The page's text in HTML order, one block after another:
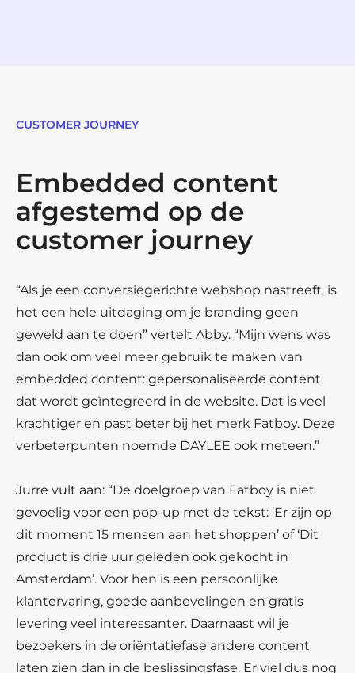
CUSTOMER JOURNEY
Embedded content
afgestemd op de
customer journey
“Als je een conversiegerichte webshop nastreeft, is
het een hele uitdaging om je branding geen
geweld aan te doen” vertelt Abby. “Mijn wens was
dan ook om veel meer gebruik te maken van
embedded content: gepersonaliseerde content
dat wordt geïntegreerd in de website. Dat is veel
krachtiger en past beter bij het merk Fatboy. Deze
verbeterpunten noemde DAYLEE ook meteen.”
Jurre vult aan: “De doelgroep van Fatboy is niet
gevoelig voor een pop-up met de tekst: ‘Er zijn op
dit moment 15 mensen aan het shoppen’ of ‘Dit
product is drie uur geleden ook gekocht in
Amsterdam’. Voor hen is een persoonlijke
klantervaring, goede aanbevelingen en gratis
levering veel interessanter. Daarnaast wil je
bezoekers in de oriëntatiefase andere content
laten zien dan in de beslissingsfase. Er viel dus nog